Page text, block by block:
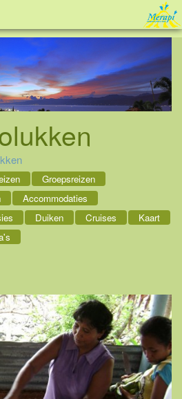
Tel: 088 - 81 11 999
Groepsreizen
Accommodaties
Duiken Cruises
Kaart